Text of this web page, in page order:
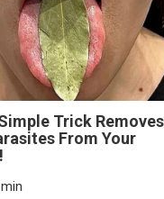
Trick Removes
From Your